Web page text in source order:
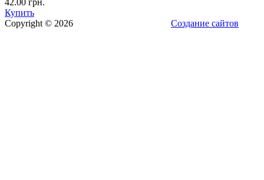
42.00 грн.
Купить
Copyright © 2026
Создание сайтов